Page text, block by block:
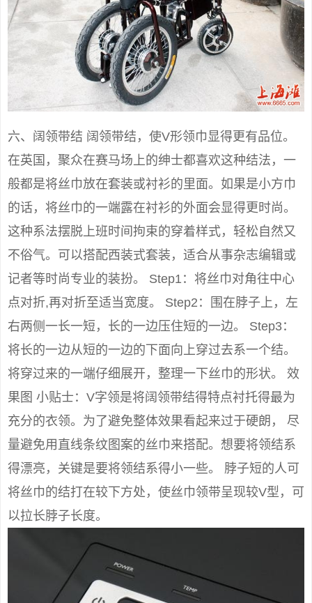
六、阔领带结 阔领带结，使V形领巾显得更有品位。
在英国，聚众在赛马场上的绅士都喜欢这种结法，一
般都是将丝巾放在套装或衬衫的里面。如果是小方巾
的话，将丝巾的一端露在衬衫的外面会显得更时尚。
这种系法摆脱上班时间拘束的穿着样式，轻松自然又
不俗气。可以搭配西装式套装，适合从事杂志编辑或
记者等时尚专业的装扮。 Step1：将丝巾对角往中心
点对折,再对折至适当宽度。 Step2：围在脖子上，左
右两侧一长一短，长的一边压住短的一边。 Step3：
将长的一边从短的一边的下面向上穿过去系一个结。
将穿过来的一端仔细展开，整理一下丝巾的形状。 效
果图 小贴士：V字领是将阔领带结得特点衬托得最为
充分的衣领。为了避免整体效果看起来过于硬朗， 尽
量避免用直线条纹图案的丝巾来搭配。想要将领结系
得漂亮，关键是要将领结系得小一些。 脖子短的人可
将丝巾的结打在较下方处，使丝巾领带呈现较V型，可
以拉长脖子长度。